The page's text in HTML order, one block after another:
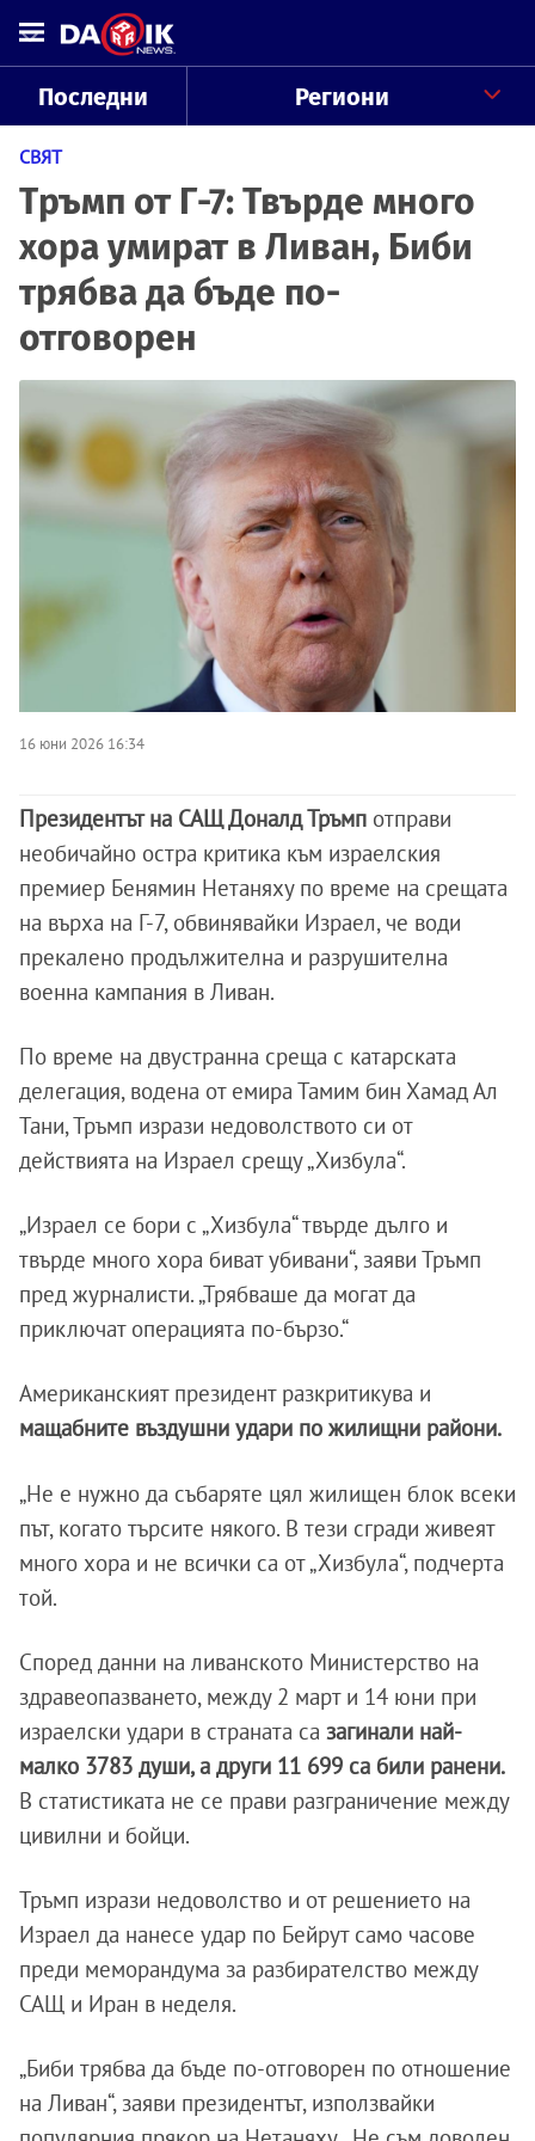
Последни Региони
СВЯТ
Тръмп от Г-7: Твърде много
хора умират в Ливан, Биби
трябва да бъде по-
отговорен
16 юни 2026 16:34
Президентът на САЩ Доналд Тръмп отправи
необичайно остра критика към израелския
премиер Бенямин Нетаняху по време на срещата
на върха на Г-7, обвинявайки Израел, че води
прекалено продължителна и разрушителна
военна кампания в Ливан.
По време на двустранна среща с катарската
делегация, водена от емира Тамим бин Хамад Ал
Тани, Тръмп изрази недоволството си от
действията на Израел срещу „Хизбула“.
„Израел се бори с „Хизбула“ твърде дълго и
твърде много хора биват убивани“, заяви Тръмп
пред журналисти. „Трябваше да могат да
приключат операцията по-бързо.“
Американският президент разкритикува и
мащабните въздушни удари по жилищни райони.
„Не е нужно да събаряте цял жилищен блок всеки
път, когато търсите някого. В тези сгради живеят
много хора и не всички са от „Хизбула“, подчерта
той.
Според данни на ливанското Министерство на
здравеопазването, между 2 март и 14 юни при
израелски удари в страната са загинали най-
малко 3783 души, а други 11 699 са били ранени.
В статистиката не се прави разграничение между
цивилни и бойци.
Тръмп изрази недоволство и от решението на
Израел да нанесе удар по Бейрут само часове
преди меморандума за разбирателство между
САЩ и Иран в неделя.
„Биби трябва да бъде по-отговорен по отношение
на Ливан“, заяви президентът, използвайки